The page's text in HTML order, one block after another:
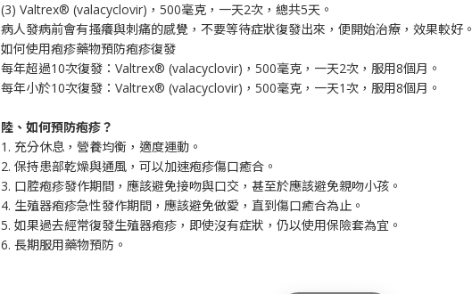
(3) Valtrex® (valacyclovir)，500毫克，一天2次，總共5天。
病人發病前會有搔癢與刺痛的感覺，不要等待症狀復發出來，便開始治療，效果較好。
如何使用疱疹藥物預防疱疹復發
每年超過10次復發：Valtrex® (valacyclovir)，500毫克，一天2次，服用8個月。
每年小於10次復發：Valtrex® (valacyclovir)，500毫克，一天1次，服用8個月。
陸、如何預防疱疹？
1. 充分休息，營養均衡，適度運動。
2. 保持患部乾燥與通風，可以加速疱疹傷口癒合。
3. 口腔疱疹發作期間，應該避免接吻與口交，甚至於應該避免親吻小孩。
4. 生殖器疱疹急性發作期間，應該避免做愛，直到傷口癒合為止。
5. 如果過去經常復發生殖器疱疹，即使沒有症狀，仍以使用保險套為宜。
6. 長期服用藥物預防。